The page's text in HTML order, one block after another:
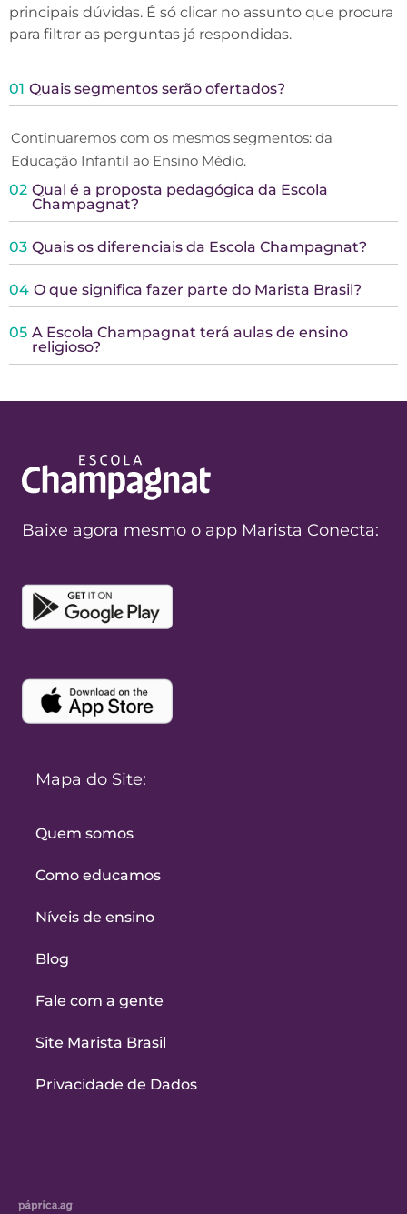
principais dúvidas. É só clicar no assunto que procura
para filtrar as perguntas já respondidas.
01 Quais segmentos serão ofertados?
Continuaremos com os mesmos segmentos: da
Educação Infantil ao Ensino Médio.
02 Qual é a proposta pedagógica da Escola
Champagnat?
03 Quais os diferenciais da Escola Champagnat?
04 O que significa fazer parte do Marista Brasil?
05 A Escola Champagnat terá aulas de ensino
religioso?
Baixe agora mesmo o app Marista Conecta:
Mapa do Site:
Quem somos
Como educamos
Níveis de ensino
Blog
Fale com a gente
Site Marista Brasil
Privacidade de Dados